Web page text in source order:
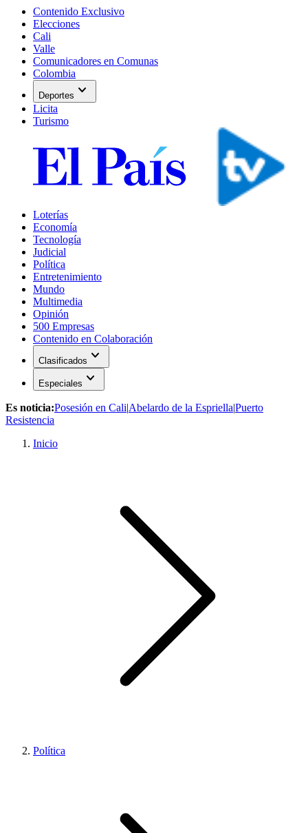
Contenido Exclusivo
Elecciones
Cali
Valle
Comunicadores en Comunas
Colombia
Deportes expand_more
Licita
Turismo
Loterías
Economía
Tecnología
Judicial
Política
Entretenimiento
Mundo
Multimedia
Opinión
500 Empresas
Contenido en Colaboración
Clasificados expand_more
Especiales expand_more
Es noticia:Posesión en Cali|Abelardo de la Espriella|Puerto
Resistencia
Inicio
Política